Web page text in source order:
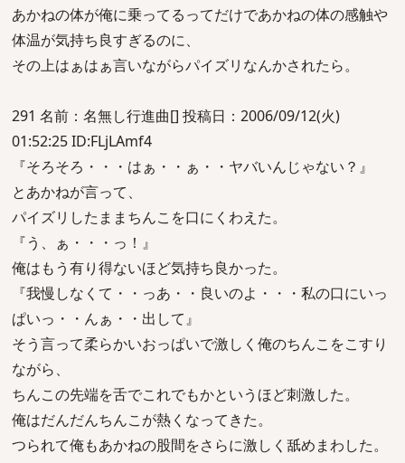
あかねの体が俺に乗ってるってだけであかねの体の感触や
体温が気持ち良すぎるのに、
その上はぁはぁ言いながらパイズリなんかされたら。
291 名前：名無し行進曲[] 投稿日：2006/09/12(火)
01:52:25 ID:FLjLAmf4
『そろそろ・・・はぁ・・ぁ・・ヤバいんじゃない？』
とあかねが言って、
パイズリしたままちんこを口にくわえた。
『う、ぁ・・・っ！』
俺はもう有り得ないほど気持ち良かった。
『我慢しなくて・・っあ・・良いのよ・・・私の口にいっ
ぱいっ・・んぁ・・出して』
そう言って柔らかいおっぱいで激しく俺のちんこをこすり
ながら、
ちんこの先端を舌でこれでもかというほど刺激した。
俺はだんだんちんこが熱くなってきた。
つられて俺もあかねの股間をさらに激しく舐めまわした。